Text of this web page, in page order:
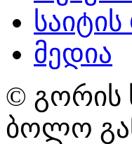
საიტის
მედია
© გორის
ბოლო